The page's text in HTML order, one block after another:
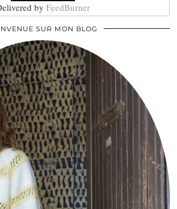
by FeedBurner
SUR MON BLOG